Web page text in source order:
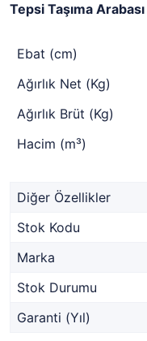
Tepsi Taşıma Arabası
Ebat (cm)
Ağırlık Net (Kg)
Ağırlık Brüt (Kg)
Hacim (m³)
Diğer Özellikler
Stok Kodu
Marka
Stok Durumu
Garanti (Yıl)